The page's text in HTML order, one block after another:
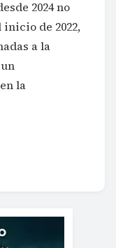
2024 no
de 2022,
a la
la